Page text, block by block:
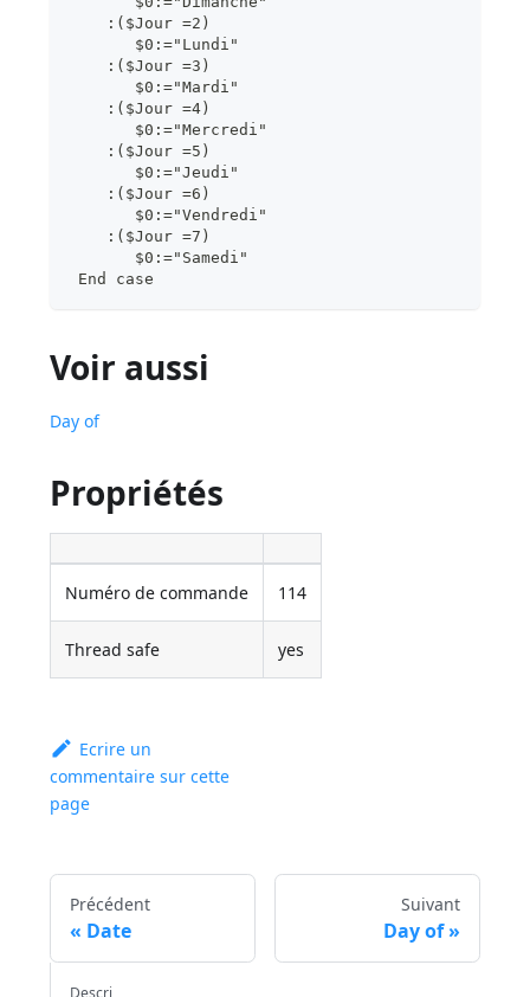
:($Jour =2)
$0:="Lundi"
:($Jour =3)
$0:="Mardi"
:($Jour =4)
$0:="Mercredi"
:($Jour =5)
$0:="Jeudi"
:($Jour =6)
$0:="Vendredi"
:($Jour =7)
$0:="Samedi"
End case
Voir aussi
Day of
Propriétés
Numéro de commande 114
Thread safe yes
Ecrire un
commentaire sur cette
page
Précédent
Date
Suivant
Day of
Descri